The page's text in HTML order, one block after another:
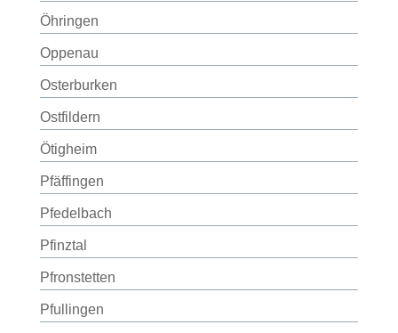
Öhringen
Oppenau
Osterburken
Ostfildern
Ötigheim
Pfäffingen
Pfedelbach
Pfinztal
Pfronstetten
Pfullingen